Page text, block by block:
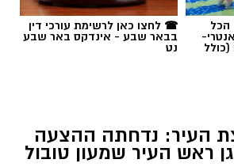
הכל ☎ לחצו כאן לרשימת עורכי דין
בבאר שבע - אינדקס באר שבע
נט
העיר: נדחתה ההצעה
ראש העיר שמעון טובול